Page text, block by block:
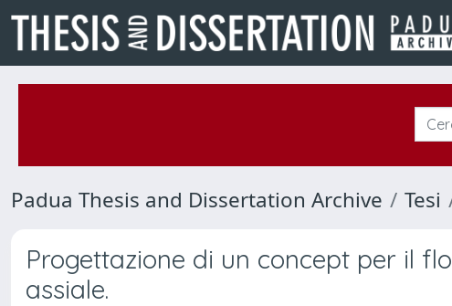
Padua Thesis and Dissertation Archive Tesi
Progettazione di un concept per il
assiale.